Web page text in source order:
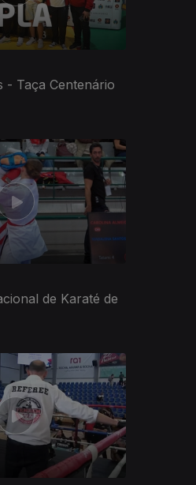
- Taça Centenário
de Karaté de